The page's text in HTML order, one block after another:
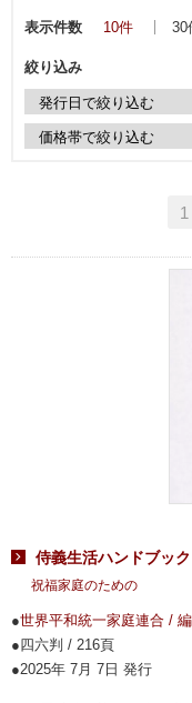
表示件数 10件 30
絞り込み
1
侍義生活ハンドブッ
祝福家庭のための
世界平和統一家庭連合 / 編
四六判 / 216頁
2025年 7月 7日 発行